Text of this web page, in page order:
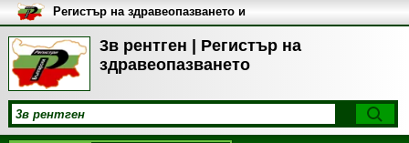
3в рентген | Регистър на
здравеопазването
Регистър на здравеопазването и
медицинските заведения в
България